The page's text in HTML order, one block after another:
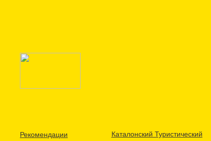
Рекомендации
Каталонский Туристический